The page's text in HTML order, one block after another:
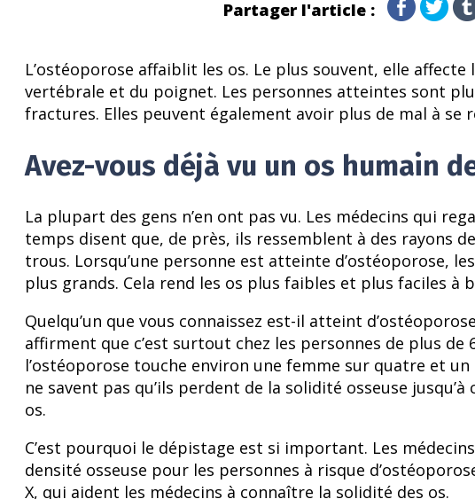
Partager l'article :
L’ostéoporose affaiblit les os. Le plus souvent, elle affecte
vertébrale et du poignet. Les personnes atteintes sont
fractures. Elles peuvent également avoir plus de mal à se
Avez-vous déjà vu un os humain
La plupart des gens n’en ont pas vu. Les médecins qui
temps disent que, de près, ils ressemblent à des rayons
trous. Lorsqu’une personne est atteinte d’ostéoporose,
plus grands. Cela rend les os plus faibles et plus faciles à
Quelqu’un que vous connaissez est-il atteint
affirment que c’est surtout chez les personnes de plus de
l’ostéoporose touche environ une femme sur quatre et
ne savent pas qu’ils perdent de la solidité osseuse
os.
C’est pourquoi le dépistage est si important. Les
densité osseuse pour les personnes à risque
X, qui aident les médecins à connaître la solidité des os.